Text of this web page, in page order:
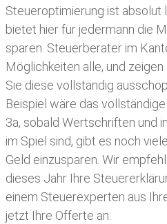
Steueroptimierung ist absolut
bietet hier für jedermann die
sparen. Steuerberater im
Möglichkeiten alle, und
Sie diese vollständig
Beispiel wäre das
3a, sobald Wertschriften und
im Spiel sind, gibt es noch
Geld einzusparen. Wir
dieses Jahr Ihre
einem Steuerexperten aus
jetzt Ihre Offerte an: